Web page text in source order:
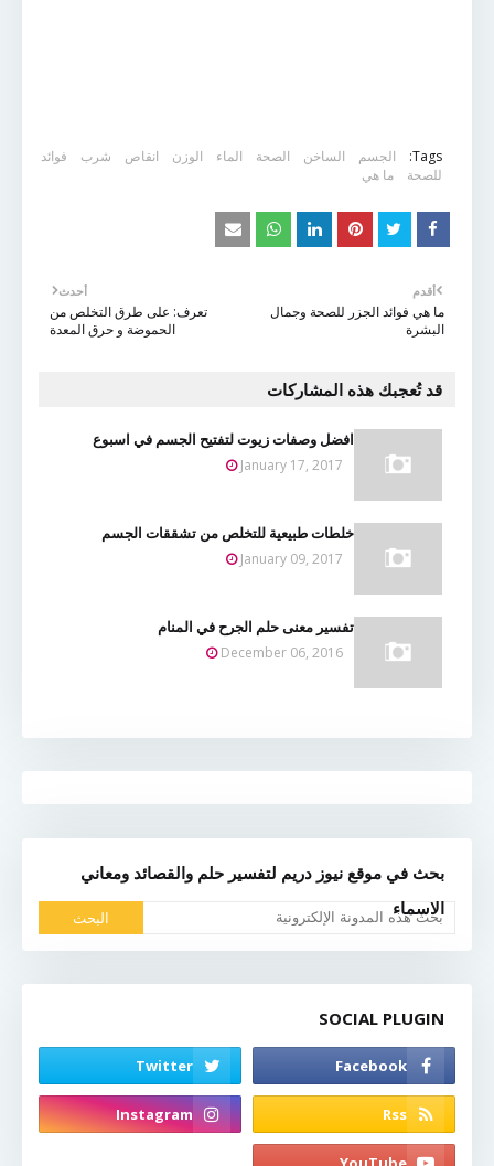
Tags: الجسم الساخن الصحة الماء الوزن انقاص شرب
فوائد
للصحة
ما هي
أحدث
تعرف: على طرق التخلص من
الحموضة و حرق المعدة
أقدم
ما هي فوائد الجزر للصحة وجمال
البشرة
قد تُعجبك هذه المشاركات
افضل وصفات زيوت لتفتيح الجسم في اسبوع
January 17, 2017
خلطات طبيعية للتخلص من تشققات الجسم
January 09, 2017
تفسير معنى حلم الجرح في المنام
December 06, 2016
بحث في موقع نيوز دريم لتفسير حلم والقصائد ومعاني
الاسماء
SOCIAL PLUGIN